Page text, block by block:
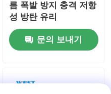
름 폭발 방지 충격 저항
성 방탄 유리
문의 보내기